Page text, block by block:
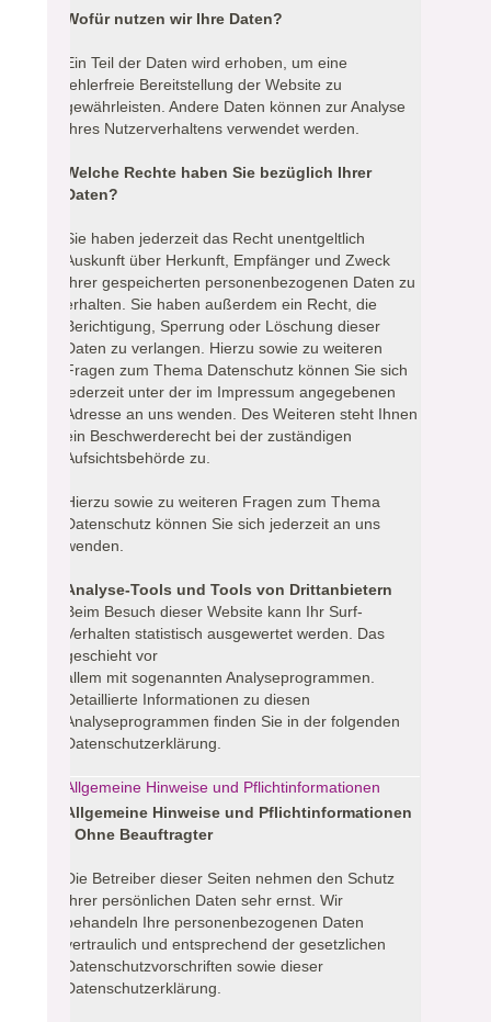
Wofür nutzen wir Ihre Daten?
Ein Teil der Daten wird erhoben, um eine
fehlerfreie Bereitstellung der Website zu
gewährleisten. Andere Daten können zur Analyse
Ihres Nutzerverhaltens verwendet werden.
Welche Rechte haben Sie bezüglich Ihrer
Daten?
Sie haben jederzeit das Recht unentgeltlich
Auskunft über Herkunft, Empfänger und Zweck
Ihrer gespeicherten personenbezogenen Daten zu
erhalten. Sie haben außerdem ein Recht, die
Berichtigung, Sperrung oder Löschung dieser
Daten zu verlangen. Hierzu sowie zu weiteren
Fragen zum Thema Datenschutz können Sie sich
jederzeit unter der im Impressum angegebenen
Adresse an uns wenden. Des Weiteren steht Ihnen
ein Beschwerderecht bei der zuständigen
Aufsichtsbehörde zu.
Hierzu sowie zu weiteren Fragen zum Thema
Datenschutz können Sie sich jederzeit an uns
wenden.
Analyse-Tools und Tools von Drittanbietern
Beim Besuch dieser Website kann Ihr Surf-
Verhalten statistisch ausgewertet werden. Das
geschieht vor
allem mit sogenannten Analyseprogrammen.
Detaillierte Informationen zu diesen
Analyseprogrammen finden Sie in der folgenden
Datenschutzerklärung.
Allgemeine Hinweise und Pflichtinformationen
Allgemeine Hinweise und Pflichtinformationen
- Ohne Beauftragter
Die Betreiber dieser Seiten nehmen den Schutz
Ihrer persönlichen Daten sehr ernst. Wir
behandeln Ihre personenbezogenen Daten
vertraulich und entsprechend der gesetzlichen
Datenschutzvorschriften sowie dieser
Datenschutzerklärung.